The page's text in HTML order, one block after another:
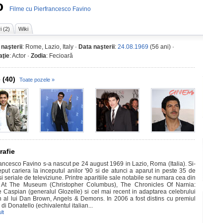
Filme cu Pierfrancesco Favino
(2) Wiki
naşterii: Rome, Lazio, Italy · Data naşterii: 24.08.1969 (56 ani) ·
: Actor · Zodia: Fecioară
(40) Toate pozele »
Favino s-a nascut pe 24 august 1969 in Lazio, Roma (Italia). Si-
cariera la inceputul anilor '90 si de atunci a aparut in peste 35 de
seriale de televiziune. Printre aparitiile sale notabile se numara cea din
The Museum (Christopher Columbus), The Chronicles Of Narnia:
Caspian (generalul Glozelle) si cel mai recent in adaptarea celebrului
al lui Dan Brown, Angels & Demons. In 2006 a fost distins cu premiul
di Donatello (echivalentul italian...